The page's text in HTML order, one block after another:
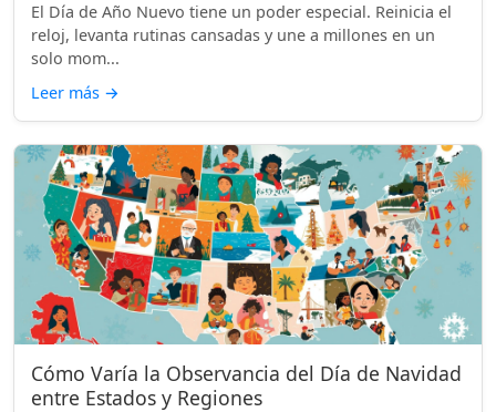
El Día de Año Nuevo tiene un poder especial. Reinicia el
reloj, levanta rutinas cansadas y une a millones en un
solo mom...
Leer más →
Cómo Varía la Observancia del Día de Navidad
entre Estados y Regiones